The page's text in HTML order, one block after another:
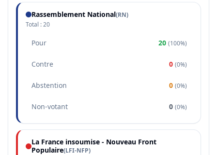
Rassemblement National(RN)
Total :20
Pour 20 (100%)
Contre 0 (0%)
Abstention 0 (0%)
Non-votant 0 (0%)
La France insoumise - Nouveau Front
Populaire(LFI-NFP)